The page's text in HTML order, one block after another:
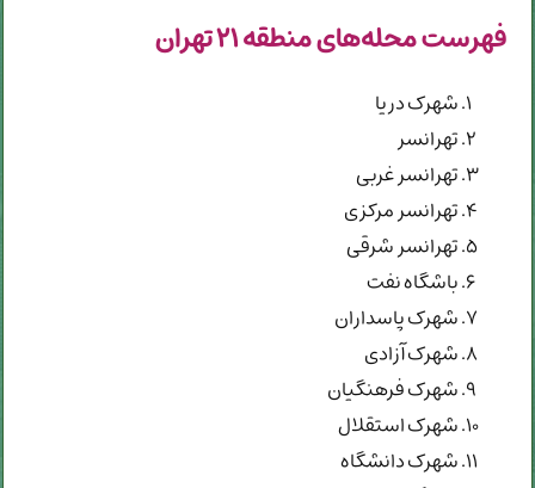
فهرست محله‌های منطقه ۲۱ تهران
شهرک دریا
تهرانسر
تهرانسر غربی
تهرانسر مرکزی
تهرانسر شرقی
باشگاه نفت
شهرک پاسداران
شهرک آزادی
شهرک فرهنگیان
شهرک استقلال
شهرک دانشگاه